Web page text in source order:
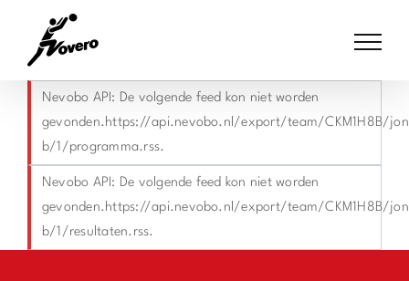
content
Nevobo API: De volgende feed kon niet worden
gevonden.https://api.nevobo.nl/export/team/CKM1H8B/
b/1/programma.rss.
Nevobo API: De volgende feed kon niet worden
gevonden.https://api.nevobo.nl/export/team/CKM1H8B/
b/1/resultaten.rss.